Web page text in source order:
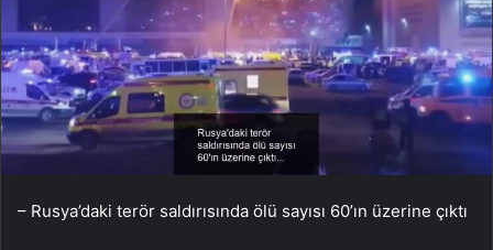
– Rusya’daki terör saldırısında ölü sayısı 60’ın üzerine çıktı